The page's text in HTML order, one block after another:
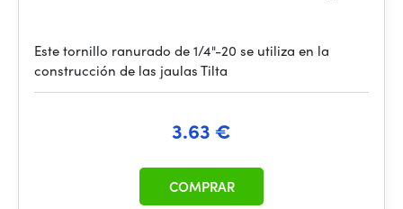
Este tornillo ranurado de 1/4"-20 se utiliza en la
construcción de las jaulas Tilta
3.63 €
COMPRAR